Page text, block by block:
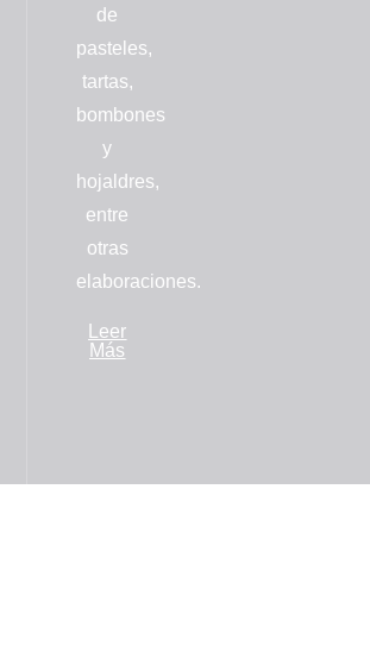
de
pasteles,
tartas,
bombones
y
hojaldres,
entre
otras
elaboraciones.
Leer
Más